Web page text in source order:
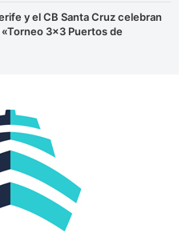
y el CB Santa Cruz celebran
3×3 Puertos de